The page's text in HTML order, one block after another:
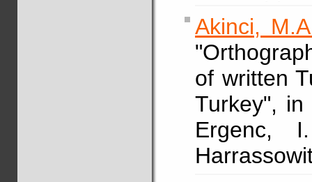
Akinci,
of written
Turkey", in
Ergenc,